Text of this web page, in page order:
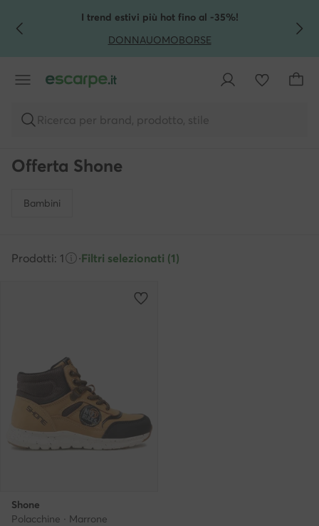
VAI AL CONTENUTO PRINCIPALE
VAI ALLA RICERCAI trend estivi più hot fino al -35%!
DONNAUOMOBORSE
Ricerca per brand, prodotto, stile
Offerta Shone
Bambini
Prodotti: 1 ·Filtri selezionati (1)
Shone
Polacchine · Marrone